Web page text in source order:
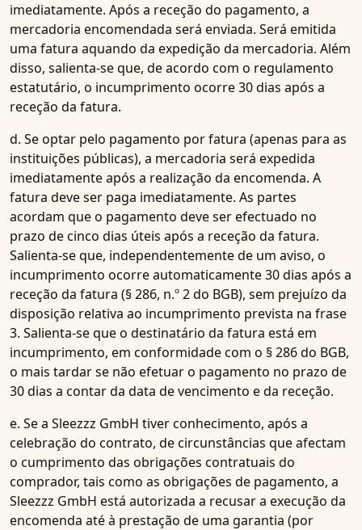
imediatamente. Após a receção do pagamento, a
mercadoria encomendada será enviada. Será emitida
uma fatura aquando da expedição da mercadoria. Além
disso, salienta-se que, de acordo com o regulamento
estatutário, o incumprimento ocorre 30 dias após a
receção da fatura.
d. Se optar pelo pagamento por fatura (apenas para as
instituições públicas), a mercadoria será expedida
imediatamente após a realização da encomenda. A
fatura deve ser paga imediatamente. As partes
acordam que o pagamento deve ser efectuado no
prazo de cinco dias úteis após a receção da fatura.
Salienta-se que, independentemente de um aviso, o
incumprimento ocorre automaticamente 30 dias após a
receção da fatura (§ 286, n.º 2 do BGB), sem prejuízo da
disposição relativa ao incumprimento prevista na frase
3. Salienta-se que o destinatário da fatura está em
incumprimento, em conformidade com o § 286 do BGB,
o mais tardar se não efetuar o pagamento no prazo de
30 dias a contar da data de vencimento e da receção.
e. Se a Sleezzz GmbH tiver conhecimento, após a
celebração do contrato, de circunstâncias que afectam
o cumprimento das obrigações contratuais do
comprador, tais como as obrigações de pagamento, a
Sleezzz GmbH está autorizada a recusar a execução da
encomenda até à prestação de uma garantia (por